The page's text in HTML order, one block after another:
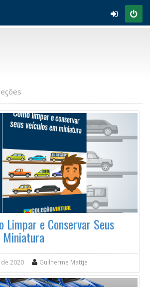
Limpar e Conservar Seus
2020 Guilherme Mattje